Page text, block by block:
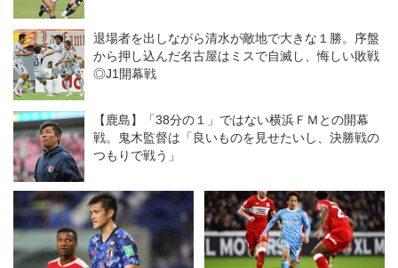
退場者を出しながら清水が敵地で大きな１勝。序盤
から押し込んだ名古屋はミスで自滅し、悔しい敗戦
◎J1開幕戦
【鹿島】「38分の１」ではない横浜ＦＭとの開幕
戦。鬼木監督は「良いものを見せたいし、決勝戦の
つもりで戦う」